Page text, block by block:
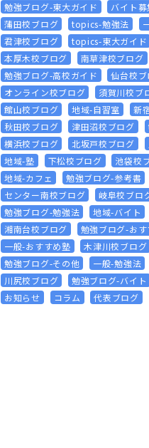
勉強ブログ-東大ガイド
バイト募
蒲田校ブログ
topics-勉強法
君津校ブログ
topics-東大ガイド
本厚木校ブログ
南草津校ブログ
勉強ブログ-高校ガイド
仙台校ブ
オンライン校ブログ
須賀川校ブ
館山校ブログ
地域-自習室
新
秋田校ブログ
津田沼校ブログ
横浜校ブログ
北坂戸校ブログ
地域-塾
下松校ブログ
池袋校
地域-カフェ
勉強ブログ-参考書
センター南校ブログ
岐阜校ブロ
勉強ブログ-勉強法
地域-バイト
湘南台校ブログ
勉強ブログ-お
一般-おすすめ塾
木津川校ブログ
勉強ブログ-その他
一般-勉強法
川尻校ブログ
勉強ブログ-バイト
お知らせ
コラム 代表ブログ